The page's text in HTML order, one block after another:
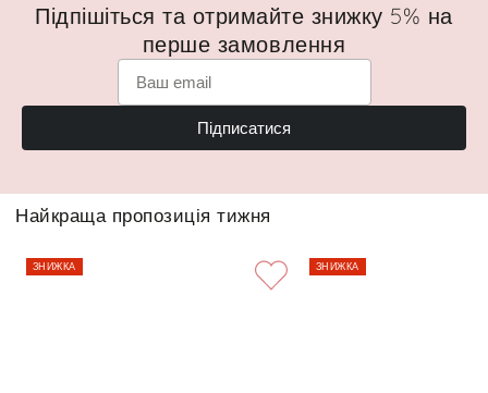
Підпішіться та отримайте знижку 5% на
перше замовлення
Підписатися
Найкраща пропозиція тижня
ЗНИЖКА ЗНИЖКА